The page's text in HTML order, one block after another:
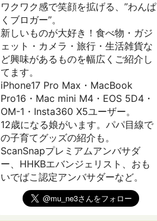
ワクワク感で笑顔を拡げる、”わんぱ
くブロガー”。
新しいものが大好き！食べ物・ガジ
ェット・カメラ・旅行・生活雑貨な
ど興味があるものを幅広くご紹介し
てます。
iPhone17 Pro Max・MacBook
Pro16・Mac mini M4・EOS 5D4・
OM-1・Insta360 X5ユーザー。
12歳になる娘がいます。パパ目線で
の子育てグッズの紹介も。
ScanSnapプレミアムアンバサダ
ー、HHKBエバンジェリスト、おも
いでばこ認定アンバサダーなど。